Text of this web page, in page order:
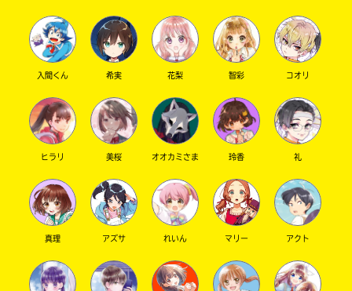
キーワードから探す
オフィシャルアカウント
入間くん 希実 花梨 智彩 コオリ
ヒラリ 美桜 オオカミさま 玲香 礼
真理 アズサ れいん マリー アクト